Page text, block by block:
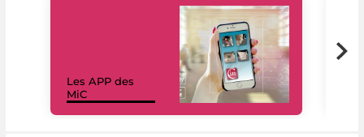
Les APP des
MiC